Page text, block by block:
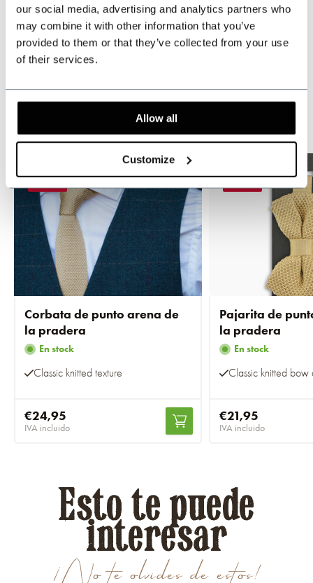
our social media, advertising and analytics partners who
may combine it with other information that you’ve
provided to them or that they’ve collected from your use
of their services.
Allow all
Customize
Compre al por mayor y ahorre
Este producto se suele comprar con...
-20%
Corbata de punto arena de
la pradera
En stock
Classic knitted texture
€24,95
IVA incluido
-20%
Pajarita de
la pradera
En stock
Classic knitted bow
€21,95
IVA incluido
Esto te puede
interesar